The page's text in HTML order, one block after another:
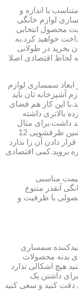
با اندازه و
لوازم خانگی
محصول انتخابی
خواهید کرد.به
بخرید در طولانی
لحاظ اقتصادی اصلا
ابعاد سمساری لوازم
آشپزخانه تان باید
این کار هم فضای
بالاتری داشته
داشت.برای مثال
حتی اگر بودجه تان به شما اجازه می دهد ماشین ظرفشویی 12
دادن آن را ندارد
بروید.کمی اقتصادی
مناسبی
آنقدر متنوع
با ظرفیت و
سمساری
بدنه محصولات
هیچ اشکالی ندارد
داشتن یک
دقت کنید و سعی کنید